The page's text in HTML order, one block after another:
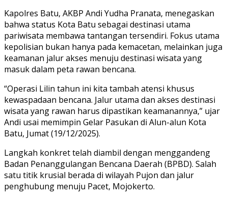
Kapolres Batu, AKBP Andi Yudha Pranata, menegaskan
bahwa status Kota Batu sebagai destinasi utama
pariwisata membawa tantangan tersendiri. Fokus utama
kepolisian bukan hanya pada kemacetan, melainkan juga
keamanan jalur akses menuju destinasi wisata yang
masuk dalam peta rawan bencana.
“Operasi Lilin tahun ini kita tambah atensi khusus
kewaspadaan bencana. Jalur utama dan akses destinasi
wisata yang rawan harus dipastikan keamanannya,” ujar
Andi usai memimpin Gelar Pasukan di Alun-alun Kota
Batu, Jumat (19/12/2025).
Langkah konkret telah diambil dengan menggandeng
Badan Penanggulangan Bencana Daerah (BPBD). Salah
satu titik krusial berada di wilayah Pujon dan jalur
penghubung menuju Pacet, Mojokerto.